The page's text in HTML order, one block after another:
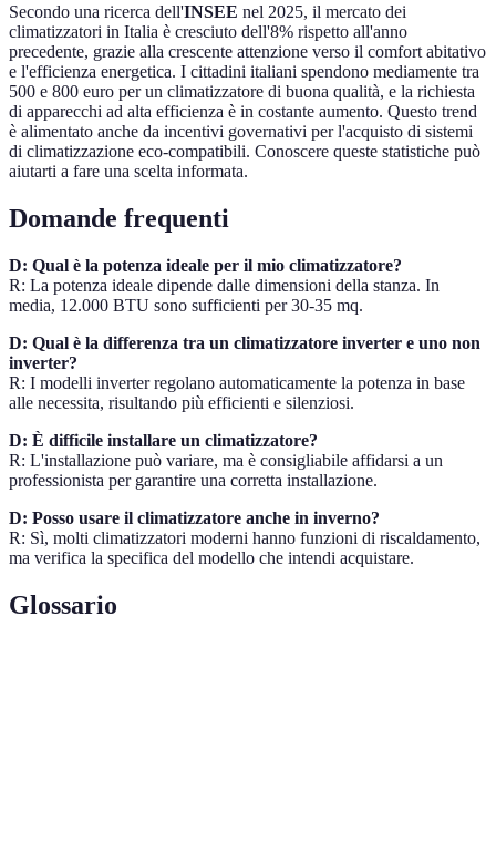
Secondo una ricerca dell'INSEE nel 2025, il mercato dei
climatizzatori in Italia è cresciuto dell'8% rispetto all'anno
precedente, grazie alla crescente attenzione verso il comfort abitativo
e l'efficienza energetica. I cittadini italiani spendono mediamente tra
500 e 800 euro per un climatizzatore di buona qualità, e la richiesta
di apparecchi ad alta efficienza è in costante aumento. Questo trend
è alimentato anche da incentivi governativi per l'acquisto di sistemi
di climatizzazione eco-compatibili. Conoscere queste statistiche può
aiutarti a fare una scelta informata.
Domande frequenti
D: Qual è la potenza ideale per il mio climatizzatore?
R: La potenza ideale dipende dalle dimensioni della stanza. In
media, 12.000 BTU sono sufficienti per 30-35 mq.
D: Qual è la differenza tra un climatizzatore inverter e uno non
inverter?
R: I modelli inverter regolano automaticamente la potenza in base
alle necessita, risultando più efficienti e silenziosi.
D: È difficile installare un climatizzatore?
R: L'installazione può variare, ma è consigliabile affidarsi a un
professionista per garantire una corretta installazione.
D: Posso usare il climatizzatore anche in inverno?
R: Sì, molti climatizzatori moderni hanno funzioni di riscaldamento,
ma verifica la specifica del modello che intendi acquistare.
Glossario